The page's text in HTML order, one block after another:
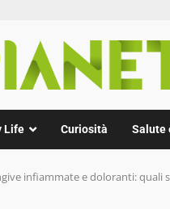
Life Curiosità Salute
infiammate e doloranti: quali